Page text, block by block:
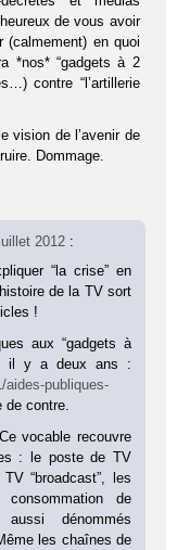
de vous avoir
(calmement) en quoi
*nos* “gadgets à 2
contre “l’artillerie
vision de l’avenir de
Dommage.
2012 :
“la crise” en
de la TV sort
!
aux “gadgets à
il y a deux ans :
aides-publiques-
de contre.
vocable recouvre
: le poste de TV
“broadcast”, les
de
dénommés
les chaînes de